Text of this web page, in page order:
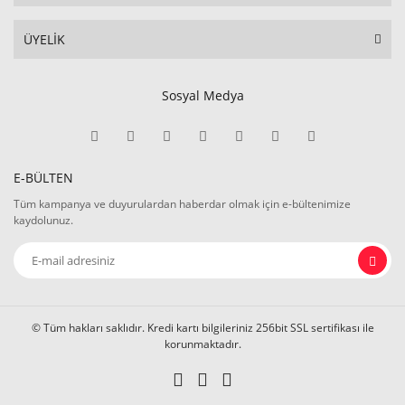
ÜYELİK
Sosyal Medya
E-BÜLTEN
Tüm kampanya ve duyurulardan haberdar olmak için e-bültenimize
kaydolunuz.
© Tüm hakları saklıdır. Kredi kartı bilgileriniz 256bit SSL sertifikası ile
korunmaktadır.